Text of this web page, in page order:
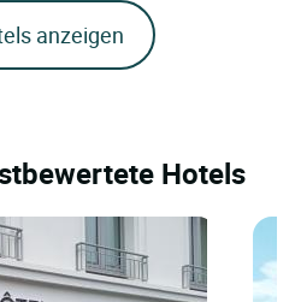
anzeigen
Hotels